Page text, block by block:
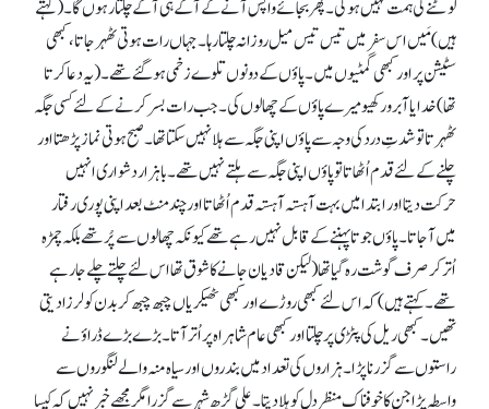
لَوٹنے کی ہمت نہیں ہو گی۔ پھربجائے واپس آنے کے آگے ہی آگے چلتا رہوں گا۔ (کہتے
ہیں) مَیں اس سفر میں تیس تیس میل روزانہ چلتا رہا۔ جہاں رات ہوتی ٹھہر جاتا، کبھی
سٹیشن پراور کبھی گمٹیوں میں۔ پاؤں کے دونوں تلوے زخمی ہو گئے تھے۔ (یہ دعا کرتا
تھا) خدایا آبرو رکھیو میرے پاؤں کے چھالوں کی۔ جب رات بسر کرنے کے لئے کسی جگہ
ٹھہرتا تو شدتِ درد کی وجہ سے پاؤں اپنی جگہ سے ہلا نہیں سکتا تھا۔ صبح ہوتی نماز پڑھتا اور
چلنے کے لئے قدم اُٹھاتا تو پاؤں اپنی جگہ سے ہلتے نہیں تھے۔ باہزار دشواری انہیں
حرکت دیتا اور ابتدامیں بہت آہستہ آہستہ قدم اُٹھاتا اور چند منٹ بعد اپنی پوری رفتار
میں آ جاتا۔ پاؤں جوتا پہننے کے قابل نہیں رہے تھے کیونکہ چھالوں سے پُر تھے بلکہ چمڑہ
اُتر کر صرف گوشت رہ گیا تھا (لیکن قادیان جانے کا شوق تھااس لئے چلتے چلے جا رہے
تھے۔ کہتے ہیں) کہ اس لئے کبھی روڑے اور کبھی ٹھیکریاں چبھ چبھ کر بدن کو لرزا دیتی
تھیں۔ کبھی ریل کی پٹڑی پر چلتا اور کبھی عام شاہراہ پر اُتر آتا۔ بڑے بڑے ڈراؤنے
راستوں سے گزرنا پڑا۔ ہزاروں کی تعداد میں بندروں اور سیاہ منہ والے لنگوروں سے
واسطہ پڑا جن کا خوفناک منظر دل کو ہلا دیتا۔ علی گڑھ شہر سے گزرا مگر مجھے خبر نہیں کہ کیسا